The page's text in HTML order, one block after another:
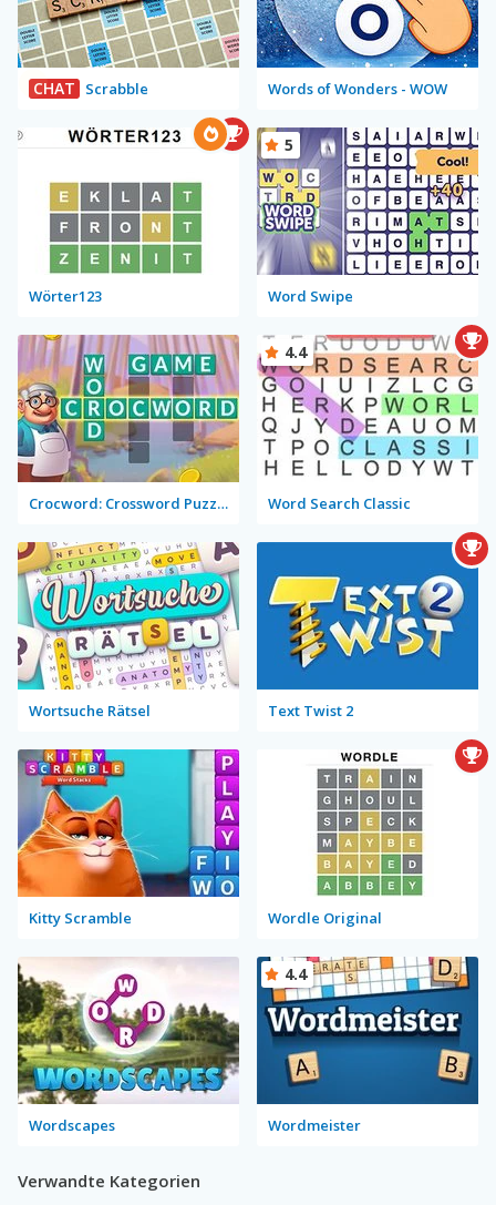
CHAT Scrabble Words of Wonders - WOW
Wörter123 Word Swipe
5
Crocword: Crossword Puzzle Game Word Search Classic
4.4
Wortsuche Rätsel Text Twist 2
Kitty Scramble Wordle Original
Wordscapes Wordmeister
4.4
Verwandte Kategorien